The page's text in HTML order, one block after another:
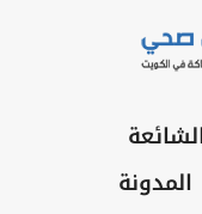
المدونة